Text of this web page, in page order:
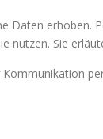
Daten
Sie